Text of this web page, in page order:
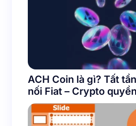
Submit
ACH Coin là gì? Tất
nối Fiat – Crypto